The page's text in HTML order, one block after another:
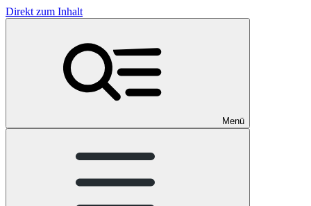
Direkt zum Inhalt
Menü